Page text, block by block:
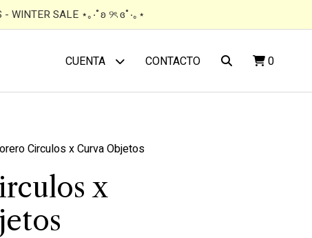
WINTER SALE ⋆｡‧˚ʚ ୨ৎ ɞ˚‧｡⋆
CUENTA CONTACTO 0
Circulos x Curva Objetos
x